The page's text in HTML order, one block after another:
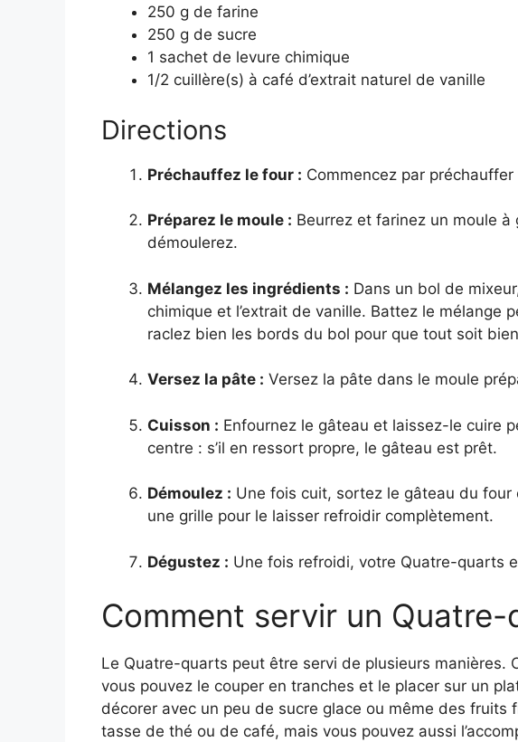
250 g de farine
250 g de sucre
1 sachet de levure chimique
1/2 cuillère(s) à café d’extrait naturel de vanille
Directions
Préchauffez le four : Commencez par
Préparez le moule : Beurrez et farinez un moule
démoulerez.
Mélangez les ingrédients : Dans un bol de
chimique et l’extrait de vanille. Battez le mélange
raclez bien les bords du bol pour que tout soit
Versez la pâte : Versez la pâte dans le moule
Cuisson : Enfournez le gâteau et laissez-le cuire
centre : s’il en ressort propre, le gâteau est prêt.
Démoulez : Une fois cuit, sortez le gâteau du
une grille pour le laisser refroidir complètement.
Dégustez : Une fois refroidi, votre Quatre-quarts
Comment servir un Quatre-
Le Quatre-quarts peut être servi de plusieurs manières.
vous pouvez le couper en tranches et le placer sur un
décorer avec un peu de sucre glace ou même des
tasse de thé ou de café, mais vous pouvez aussi